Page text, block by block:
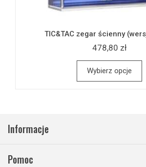
TIC&TAC zegar ścienny
478,80 zł
Wybierz opcje
Informacje
Pomoc